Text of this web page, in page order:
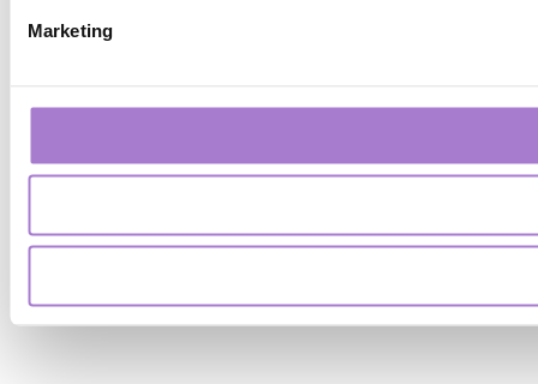
Marketing